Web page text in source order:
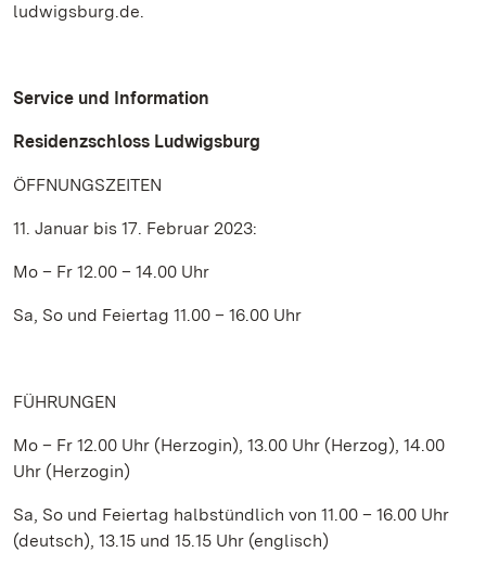
ludwigsburg.de.
Service und Information
Residenzschloss Ludwigsburg
ÖFFNUNGSZEITEN
11. Januar bis 17. Februar 2023:
Mo – Fr 12.00 – 14.00 Uhr
Sa, So und Feiertag 11.00 – 16.00 Uhr
FÜHRUNGEN
Mo – Fr 12.00 Uhr (Herzogin), 13.00 Uhr (Herzog), 14.00
Uhr (Herzogin)
Sa, So und Feiertag halbstündlich von 11.00 – 16.00 Uhr
(deutsch), 13.15 und 15.15 Uhr (englisch)